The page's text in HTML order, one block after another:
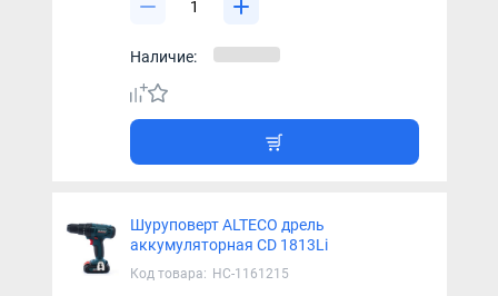
Наличие:
Шуруповерт ALTECO дрель
аккумуляторная CD 1813Li
Код товара: НС-1161215